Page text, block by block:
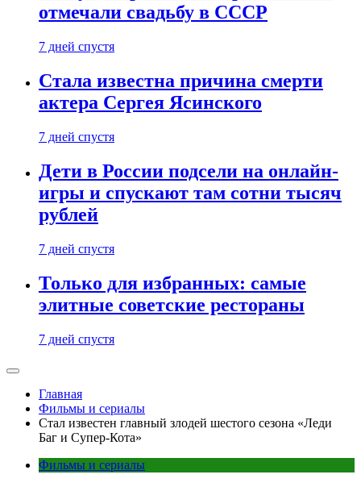
отмечали свадьбу в СССР
7 дней спустя
Стала известна причина смерти
актера Сергея Ясинского
7 дней спустя
Дети в России подсели на онлайн-
игры и спускают там сотни тысяч
рублей
7 дней спустя
Только для избранных: самые
элитные советские рестораны
7 дней спустя
Главная
Фильмы и сериалы
Стал известен главный злодей шестого сезона «Леди
Баг и Супер-Кота»
Фильмы и сериалы